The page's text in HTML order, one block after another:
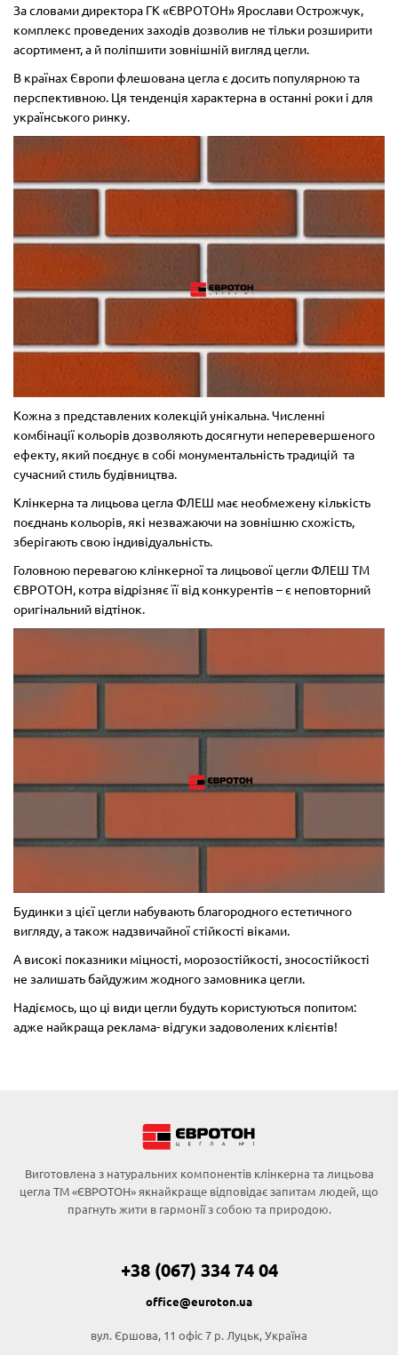
За словами директора ГК «ЄВРОТОН» Ярослави Острожчук,
комплекс проведених заходів дозволив не тільки розширити
асортимент, а й поліпшити зовнішній вигляд цегли.
В країнах Європи флешована цегла є досить популярною та
перспективною. Ця тенденція характерна в останні роки і для
українського ринку.
Кожна з представлених колекцій унікальна. Численні
комбінації кольорів дозволяють досягнути неперевершеного
ефекту, який поєднує в собі монументальність традицій та
сучасний стиль будівництва.
Клінкерна та лицьова цегла ФЛЕШ має необмежену кількість
поєднань кольорів, які незважаючи на зовнішню схожість,
зберігають свою індивідуальність.
Головною перевагою клінкерної та лицьової цегли ФЛЕШ ТМ
ЄВРОТОН, котра відрізняє її від конкурентів – є неповторний
оригінальний відтінок.
Будинки з цієї цегли набувають благородного естетичного
вигляду, а також надзвичайної стійкості віками.
А високі показники міцності, морозостійкості, зносостійкості
не залишать байдужим жодного замовника цегли.
Надіємось, що ці види цегли будуть користуються попитом:
адже найкраща реклама- відгуки задоволених клієнтів!
Виготовлена з натуральних компонентів клінкерна та лицьова
цегла ТМ «ЄВРОТОН» якнайкраще відповідає запитам людей, що
прагнуть жити в гармонії з собою та природою.
+38 (067) 334 74 04
office@euroton.ua
вул. Єршова, 11 офіс 7 р. Луцьк, Україна